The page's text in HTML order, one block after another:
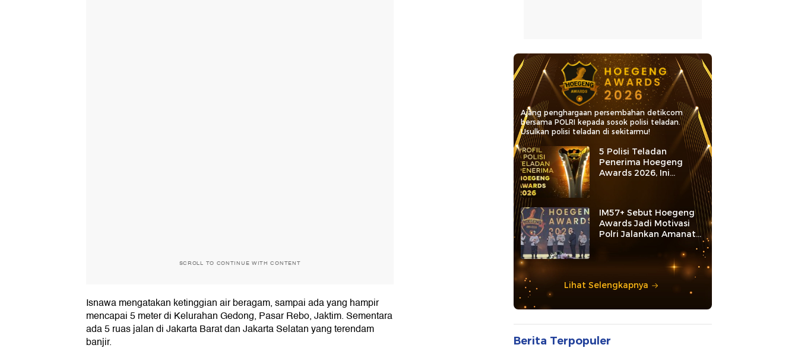
SCROLL TO CONTINUE WITH CONTENT
Isnawa mengatakan ketinggian air beragam, sampai ada yang hampir
mencapai 5 meter di Kelurahan Gedong, Pasar Rebo, Jaktim. Sementara
ada 5 ruas jalan di Jakarta Barat dan Jakarta Selatan yang terendam
banjir.
Ajang penghargaan persembahan detikcom
bersama POLRI kepada sosok polisi teladan.
Usulkan polisi teladan di sekitarmu!
5 Polisi Teladan
Penerima Hoegeng
Awards 2026, Ini
Kategori dan Kiprahnya
IM57+ Sebut Hoegeng
Awards Jadi Motivasi
Polri Jalankan Amanat
Lihat Selengkapnya
Berita Terpopuler